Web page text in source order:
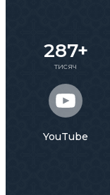
287+
тисяч
YouTube